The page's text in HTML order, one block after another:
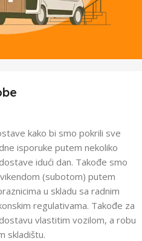
kako bi smo pokrili sve
isporuke putem nekoliko
idući dan. Takođe smo
(subotom) putem
u skladu sa radnim
regulativama. Takođe za
vlastitim vozilom, a robu
skladištu.